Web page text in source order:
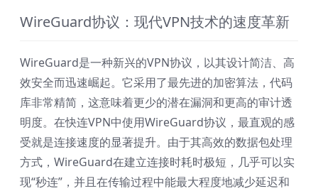
WireGuard协议：现代VPN技术的速度革新
WireGuard是一种新兴的VPN协议，以其设计简洁、高
效安全而迅速崛起。它采用了最先进的加密算法，代码
库非常精简，这意味着更少的潜在漏洞和更高的审计透
明度。在快连VPN中使用WireGuard协议，最直观的感
受就是连接速度的显著提升。由于其高效的数据包处理
方式，WireGuard在建立连接时耗时极短，几乎可以实
现“秒连”，并且在传输过程中能最大程度地减少延迟和